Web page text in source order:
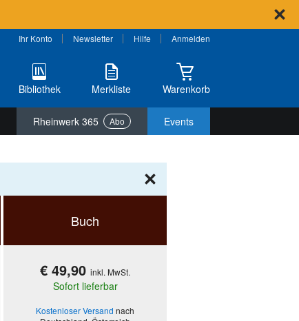
Ihr Konto Newsletter Hilfe Anmelden
Bibliothek Merkliste Warenkorb
Rheinwerk 365 Abo Events
Buch
€ 49,90 inkl. MwSt.
Sofort lieferbar
Kostenloser Versand nach